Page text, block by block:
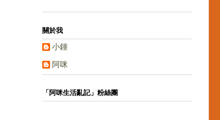
關於我
小鍾
阿咪
「阿咪生活亂記」粉絲團